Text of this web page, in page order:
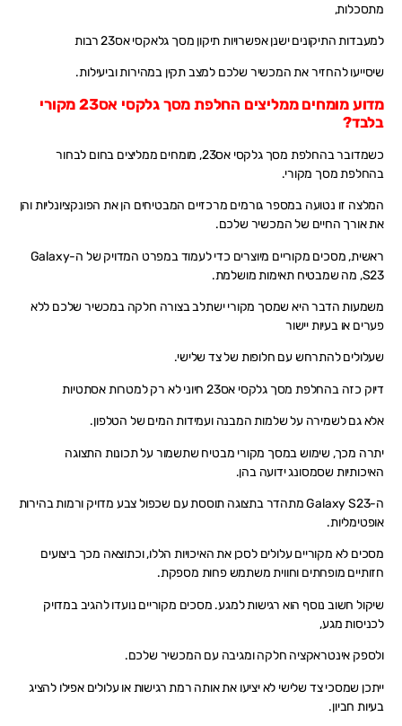
מתסכלות,
למעבדות התיקונים ישנן אפשרויות תיקון מסך גלאקסי אס23 רבות
שיסייעו להחזיר את המכשיר שלכם למצב תקין במהירות וביעילות.
מדוע מומחים ממליצים החלפת מסך גלקסי אס23 מקורי
בלבד?
כשמדובר בהחלפת מסך גלקסי אס23, מומחים ממליצים בחום לבחור
בהחלפת מסך מקורי.
המלצה זו נטועה במספר גורמים מרכזיים המבטיחים הן את הפונקציונליות והן
את אורך החיים של המכשיר שלכם.
ראשית, מסכים מקוריים מיוצרים כדי לעמוד במפרט המדויק של ה-Galaxy
S23, מה שמבטיח תאימות מושלמת.
משמעות הדבר היא שמסך מקורי ישתלב בצורה חלקה במכשיר שלכם ללא
פערים או בעיות יישור
שעלולים להתרחש עם חלופות של צד שלישי.
דיוק כזה בהחלפת מסך גלקסי אס23 חיוני לא רק למטרות אסתטיות
אלא גם לשמירה על שלמות המבנה ועמידות המים של הטלפון.
יתרה מכך, שימוש במסך מקורי מבטיח שתשמור על תכונות התצוגה
האיכותיות שסמסונג ידועה בהן.
ה-Galaxy S23 מתהדר בתצוגה תוססת עם שכפול צבע מדויק ורמות בהירות
אופטימליות.
מסכים לא מקוריים עלולים לסכן את האיכויות הללו, וכתוצאה מכך ביצועים
חזותיים מופחתים וחווית משתמש פחות מספקת.
שיקול חשוב נוסף הוא רגישות למגע. מסכים מקוריים נועדו להגיב במדויק
לכניסות מגע,
ולספק אינטראקציה חלקה ומגיבה עם המכשיר שלכם.
ייתכן שמסכי צד שלישי לא יציעו את אותה רמת רגישות או עלולים אפילו להציג
בעיות חביון.